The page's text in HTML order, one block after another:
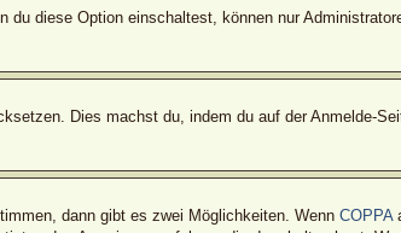
du diese Option einschaltest, können nur
Dies machst du, indem du auf der Anmelde-
dann gibt es zwei Möglichkeiten. Wenn COPPA